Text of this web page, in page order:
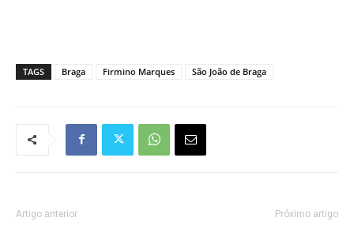
TAGS Braga Firmino Marques São João de Braga
Artigo anterior Próximo artigo